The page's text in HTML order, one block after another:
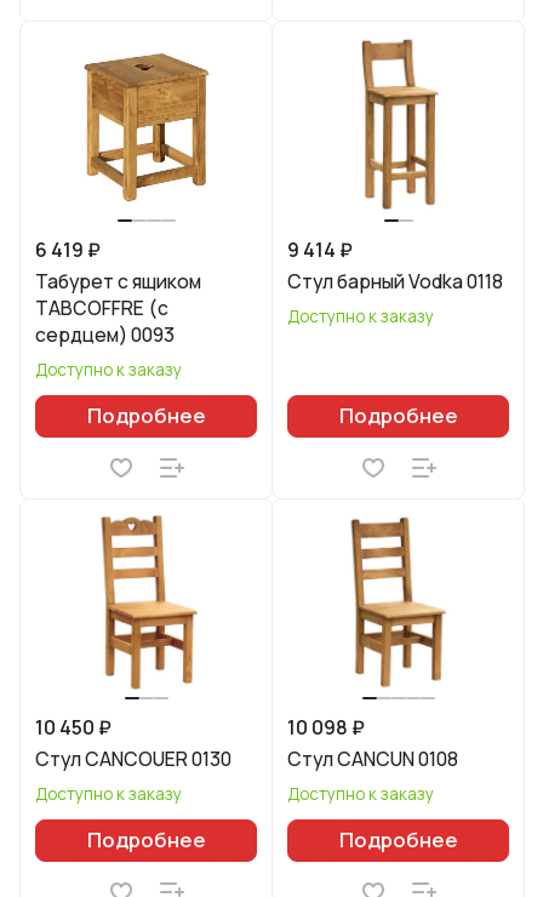
6 419 ₽
Табурет с ящиком
TABCOFFRE (с
сердцем) 0093
Доступно к заказу
Подробнее
9 414 ₽
Стул барный Vodka 0118
Доступно к заказу
Подробнее
10 450 ₽
Стул CANCOUER 0130
Доступно к заказу
Подробнее
10 098 ₽
Стул CANCUN 0108
Доступно к заказу
Подробнее